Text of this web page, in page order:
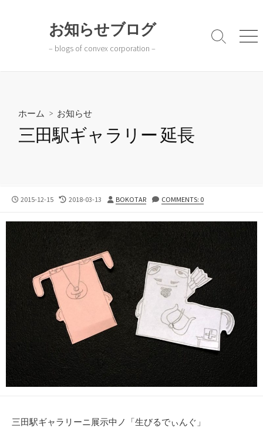
お知らせブログ
– blogs of convex corporation –
検
メ
ホーム > お知らせ
三田駅ギャラリー 延長
公
日
2015-12-15
最
更
新
日
2018-03-13
投
者
BOKOTAR COMMENTS: 0
三田駅ギャラリーニ展示中ノ「生びるでぃんぐ」